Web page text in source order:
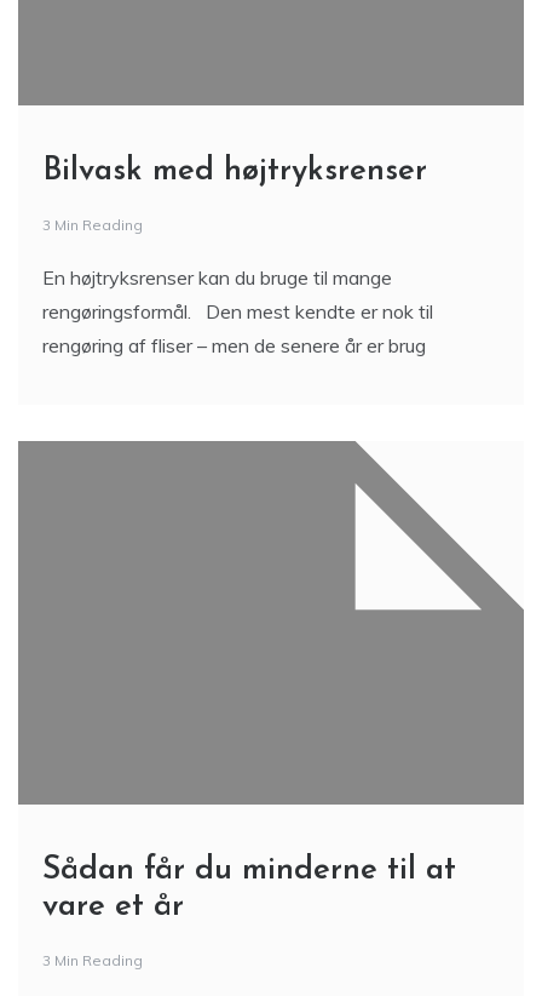
Bilvask med højtryksrenser
3 Min Reading
En højtryksrenser kan du bruge til mange
rengøringsformål. Den mest kendte er nok til
rengøring af fliser – men de senere år er brug
Sådan får du minderne til at
vare et år
3 Min Reading